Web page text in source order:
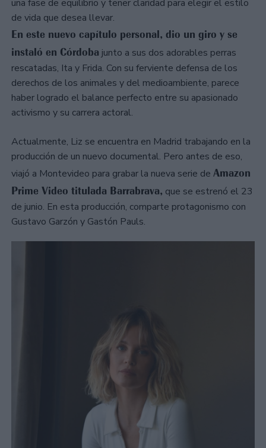
una fase de equilibrio y tener claridad para elegir el estilo
de vida que desea llevar.
En este nuevo capítulo personal, dio un giro y se
instaló en Córdoba junto a sus dos adorables perras
rescatadas, Ita y Frida. Con su ferviente defensa de los
derechos de los animales y del medioambiente, parece
haber logrado el balance perfecto entre su apasionado
activismo y su carrera actoral.
Actualmente, Liz se encuentra en Madrid trabajando en la
producción de un nuevo documental. Pero antes de eso,
viajó a Montevideo para grabar la nueva serie de Amazon
Prime Video titulada Barrabrava, que se estrenó el 23
de junio. En esta producción, comparte protagonismo con
Gustavo Garzón y Gastón Pauls.